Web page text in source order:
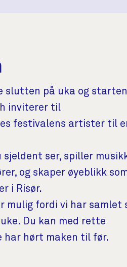
slutten på uka og
inviterer til
festivalens artister til
sjeldent ser, spiller
og skaper øyeblikk
i Risør.
mulig fordi vi har samlet
Du kan med rette
har hørt maken til før.